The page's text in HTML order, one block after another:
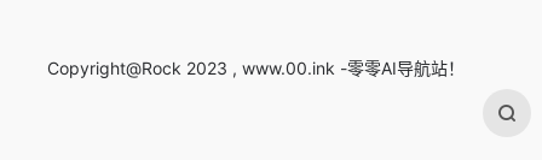
Copyright@Rock 2023 , www.00.ink -零零AI导航站！